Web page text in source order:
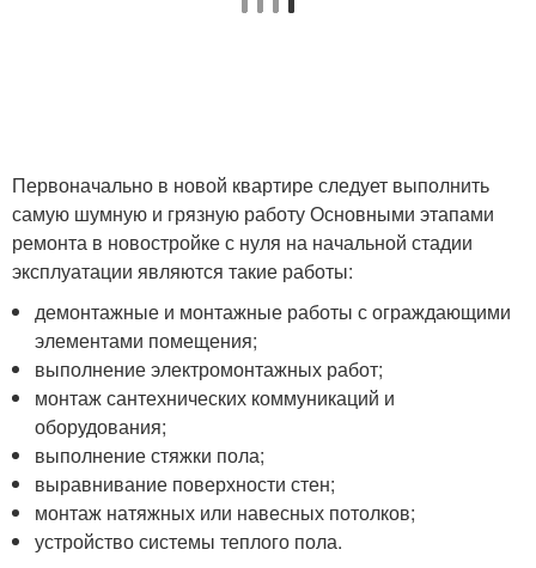
Первоначально в новой квартире следует выполнить
самую шумную и грязную работу Основными этапами
ремонта в новостройке с нуля на начальной стадии
эксплуатации являются такие работы:
демонтажные и монтажные работы с ограждающими
элементами помещения;
выполнение электромонтажных работ;
монтаж сантехнических коммуникаций и
оборудования;
выполнение стяжки пола;
выравнивание поверхности стен;
монтаж натяжных или навесных потолков;
устройство системы теплого пола.